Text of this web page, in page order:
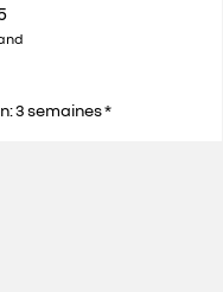
3 semaines *